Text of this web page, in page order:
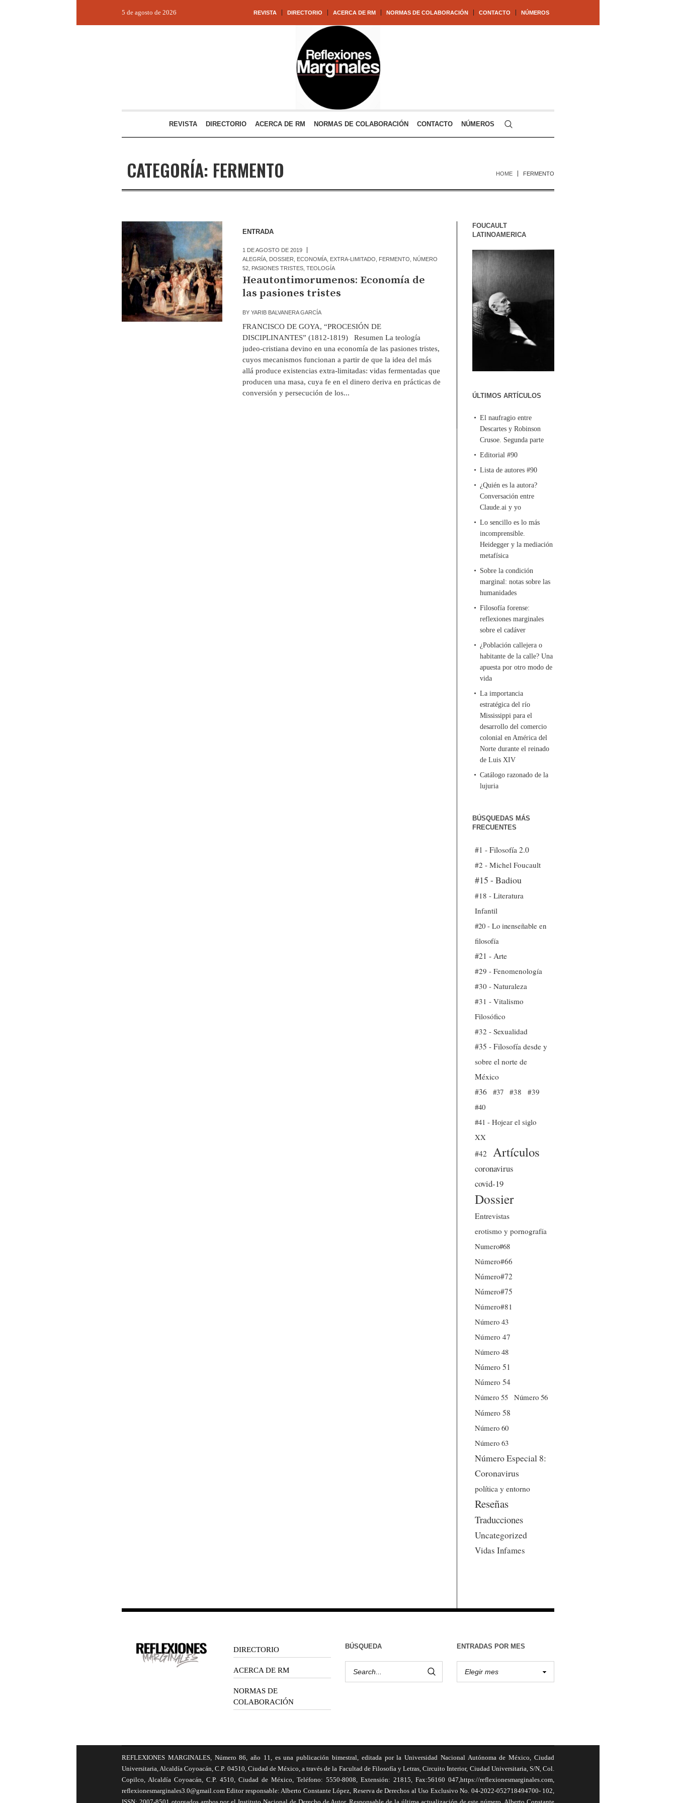
REVISTA DIRECTORIO ACERCA DE RM NORMAS DE COLABORACIÓN CONTACTO NÚMEROS
5 de agosto de 2026
REVISTA DIRECTORIO ACERCA DE RM NORMAS DE COLABORACIÓN CONTACTO NÚMEROS
CATEGORÍA: FERMENTO HOME FERMENTO
ENTRADA
1 DE AGOSTO DE 2019
ALEGRÍA, DOSSIER ECONOMÍA, EXTRA-LIMITADO FERMENTO
NÚMERO
52, PASIONES TRISTES, TEOLOGÍA
Heautontimorumenos: Economía de
las pasiones tristes
BY YARIB BALVANERA GARCÍA
FRANCISCO DE GOYA, “PROCESIÓN DE
DISCIPLINANTES” (1812-1819) Resumen La teología
judeo-cristiana devino en una economía de las pasiones tristes,
cuyos mecanismos funcionan a partir de que la idea del más
allá produce existencias extra-limitadas: vidas fermentadas que
producen una masa, cuya fe en el dinero deriva en prácticas de
conversión y persecución de los...
FOUCAULT
LATINOAMERICA
ÚLTIMOS ARTÍCULOS
El naufragio entre
Descartes y Robinson
Crusoe. Segunda parte
Editorial #90
Lista de autores #90
¿Quién es la autora?
Conversación entre
Claude.ai y yo
Lo sencillo es lo más
incomprensible.
Heidegger y la mediación
metafísica
Sobre la condición
marginal: notas sobre las
humanidades
Filosofía forense:
reflexiones marginales
sobre el cadáver
¿Población callejera o
habitante de la calle? Una
apuesta por otro modo de
vida
La importancia
estratégica del río
Mississippi para el
desarrollo del comercio
colonial en América del
Norte durante el reinado
de Luis XIV
Catálogo razonado de la
lujuria
BÚSQUEDAS MÁS
FRECUENTES
#1 - Filosofía 2.0
#2 - Michel Foucault
#15 - Badiou
#18 - Literatura
Infantil
#20 - Lo inenseñable en
filosofía
#21 - Arte
#29 - Fenomenología
#30 - Naturaleza
#31 - Vitalismo
Filosófico
#32 - Sexualidad
#35 - Filosofía desde y
sobre el norte de
México
#36
#37 #38
#39
#40
#41 - Hojear el siglo
XX
#42
Artículos
coronavirus
covid-19
Dossier
Entrevistas
erotismo y pornografía
Numero#68
Número#66
Número#72
Número#75
Número#81
Número 43
Número 47
Número 48
Número 51
Número 54
Número 55
Número 56
Número 58
Número 60
Número 63
Número Especial 8:
Coronavirus
política y entorno
Reseñas
Traducciones
Uncategorized
Vidas Infames
DIRECTORIO
ACERCA DE RM
NORMAS DE
COLABORACIÓN
BÚSQUEDA ENTRADAS POR MES
REFLEXIONES MARGINALES, Número 86, año 11, es una publicación bimestral, editada por la Universidad Nacional Autónoma de México, Ciudad
Universitaria, Alcaldía Coyoacán, C.P. 04510, Ciudad de México, a través de la Facultad de Filosofía y Letras, Circuito Interior, Ciudad Universitaria, S/N, Col.
Copilco, Alcaldía Coyoacán, C.P. 4510, Ciudad de México, Teléfono: 5550-8008, Extensión: 21815, Fax:56160 047,https://reflexionesmarginales.com,
reflexionesmarginales3.0@gmail.com Editor responsable: Alberto Constante López, Reserva de Derechos al Uso Exclusivo No. 04-2022-052718494700- 102,